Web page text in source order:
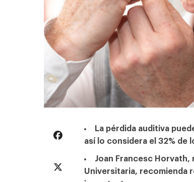
La pérdida auditiva
así lo considera el 32% de
Joan Francesc Horvath,
Universitaria, recomienda